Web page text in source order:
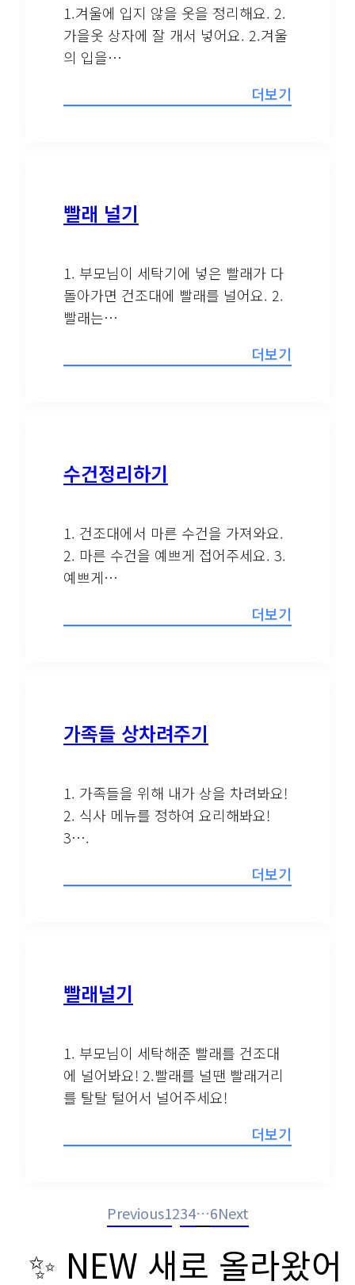
1.겨울에 입지 않을 옷을 정리해요. 2.
가을옷 상자에 잘 개서 넣어요. 2.겨울
의 입을…
더보기
빨래 널기
1. 부모님이 세탁기에 넣은 빨래가 다
돌아가면 건조대에 빨래를 널어요. 2.
빨래는…
더보기
수건정리하기
1. 건조대에서 마른 수건을 가져와요.
2. 마른 수건을 예쁘게 접어주세요. 3.
예쁘게…
더보기
가족들 상차려주기
1. 가족들을 위해 내가 상을 차려봐요!
2. 식사 메뉴를 정하여 요리해봐요!
3….
더보기
빨래널기
1. 부모님이 세탁해준 빨래를 건조대
에 널어봐요! 2.빨래를 널땐 빨래거리
를 탈탈 털어서 널어주세요!
더보기
Previous1234…6Next
✨ NEW 새로 올라왔어